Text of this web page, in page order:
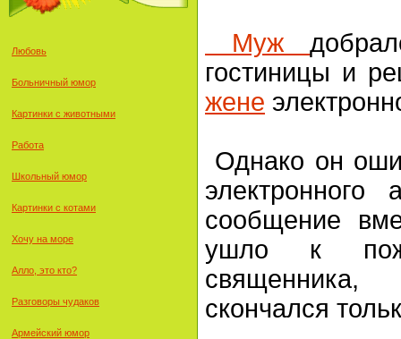
Любовь
Больничный юмор
Картинки с животными
Работа
Школьный юмор
Картинки с котами
Хочу на море
Алло, это кто?
Разговоры чудаков
Армейский юмор
Муж
гостиницы и
жене
Однако он
сообщение
ушло к
скончался